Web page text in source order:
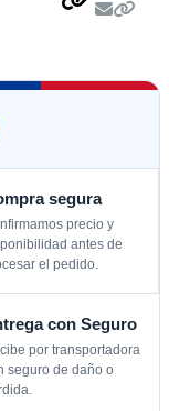
segura
precio y
antes de
el pedido.
con Seguro
por transportadora
seguro de daño o